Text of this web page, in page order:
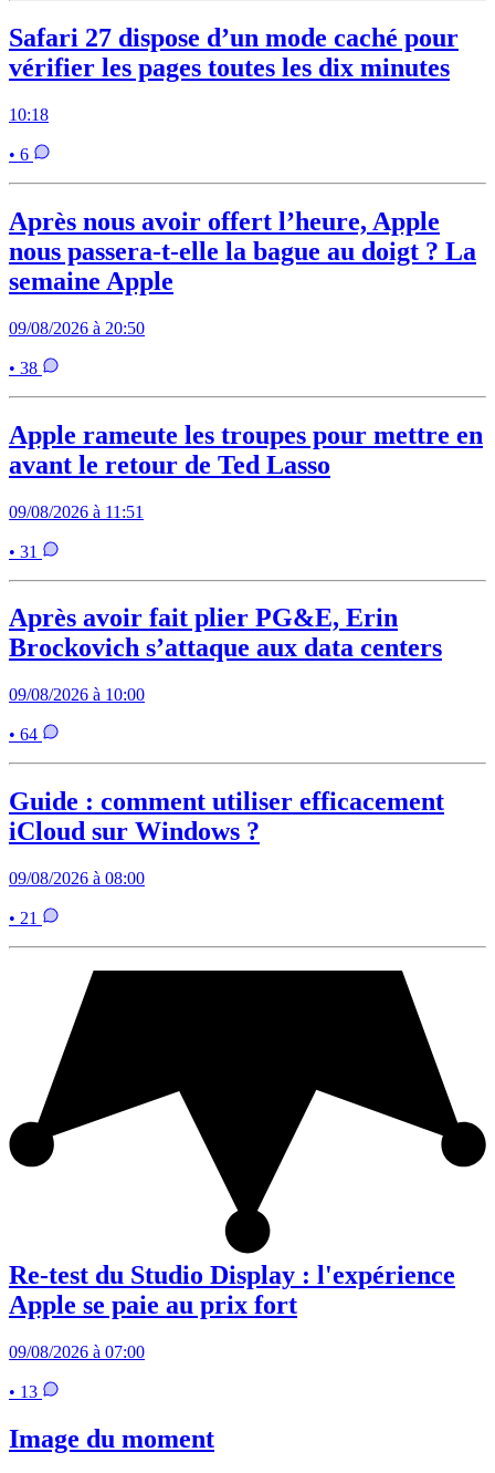
Safari 27 dispose d’un mode caché pour
vérifier les pages toutes les dix minutes
10:18
• 6
Après nous avoir offert l’heure, Apple
nous passera-t-elle la bague au doigt ? La
semaine Apple
09/08/2026 à 20:50
• 38
Apple rameute les troupes pour mettre en
avant le retour de Ted Lasso
09/08/2026 à 11:51
• 31
Après avoir fait plier PG&E, Erin
Brockovich s’attaque aux data centers
09/08/2026 à 10:00
• 64
Guide : comment utiliser efficacement
iCloud sur Windows ?
09/08/2026 à 08:00
• 21
Re-test du Studio Display : l'expérience
Apple se paie au prix fort
09/08/2026 à 07:00
• 13
Image du moment